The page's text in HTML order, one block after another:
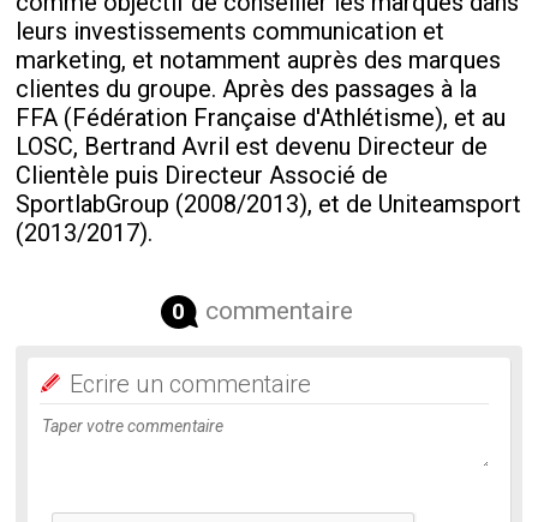
leurs investissements communication et
marketing, et notamment auprès des marques
clientes du groupe. Après des passages à la
FFA (Fédération Française d'Athlétisme), et au
LOSC, Bertrand Avril est devenu Directeur de
Clientèle puis Directeur Associé de
SportlabGroup (2008/2013), et de Uniteamsport
(2013/2017).
0 commentaire
Ecrire un commentaire